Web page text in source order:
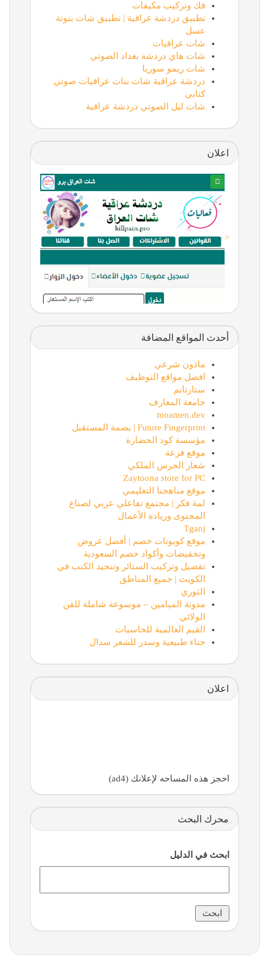
فك وتركيب مكيفات
تطبيق دردشة عراقية | تطبيق شات بنوتة
عسل
شات عراقيات
شات هاي دردشة بغداد الصوتي
شات ريمو سوريا
دردشة عراقية شات بنات عراقيات صوتي
كتابي
شات ليل الصوتي دردشة عراقية
اعلان
<
أحدث المواقع المضافة
ماذون شرعي
افضل مواقع التوظيف
ستارتايم
جامعة المعارف
moamen.dev
Future Fingerprint | بصمة المستقبل
مؤسسة كود الحضارة
موقع فزعة
شعار الحرس الملكي
Zaytoona store for PC
موقع مناهجنا التعليمي
لمة فكر | مجتمع تفاعلي عربي لصناع
المحتوى وريادة الأعمال
Tganj
موقع كوبونات خصم | أفضل عروض
وتخفيضات وأكواد خصم السعودية
تفصيل وتركيب الستائر وتنجيد الكنب في
الكويت | جميع المناطق
الثوري
مدونة الميامين – موسوعة شاملة للفن
الولائي
القيم العالمية للحاسبات
حناء طبيعية وسدر للشعر سدال
اعلان
احجز هذه المساحه لإعلانك (ad4)
محرك البحث
ابحث في الدليل